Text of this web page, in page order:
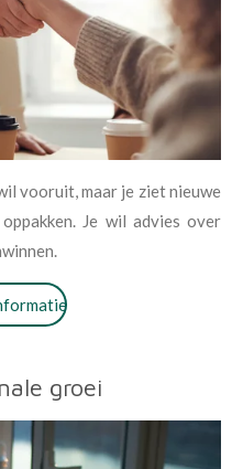
vooruit, maar je ziet nieuwe
Je wil advies over
groei